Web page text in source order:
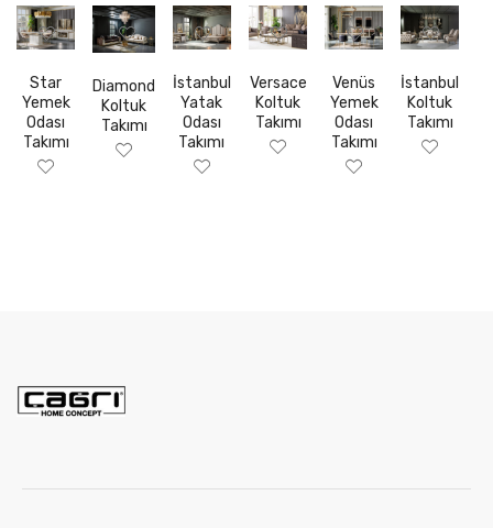
Star
Yemek
Odası
Takımı
Diamond
Koltuk
Takımı
İstanbul
Yatak
Odası
Takımı
Versace
Koltuk
Takımı
Venüs
Yemek
Odası
Takımı
İstanbul
Koltuk
Takımı